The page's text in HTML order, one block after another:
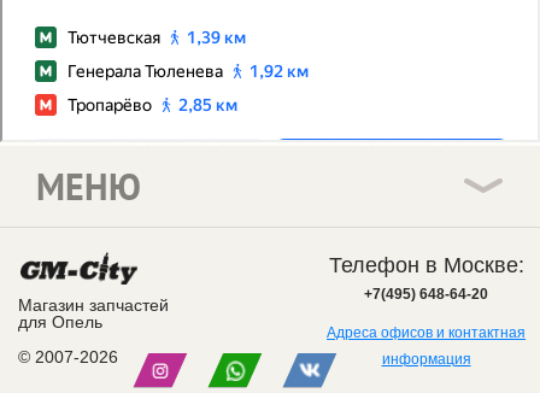
Магазин запчастей
для Опель
© 2007-2026
МЕНЮ
Телефон в Москве:
+7(495) 648-64-20
Адреса офисов и контактная
информация